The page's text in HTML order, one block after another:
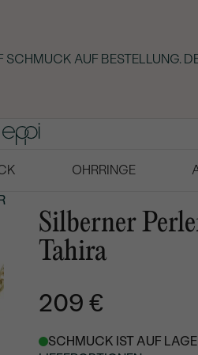
AUF BESTELLUNG.
OHRRINGE
Silberner
Tahira
209 €
SCHMUCK IST AUF